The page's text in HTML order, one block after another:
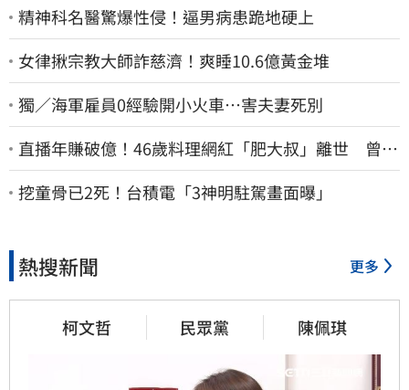
精神科名醫驚爆性侵！逼男病患跪地硬上
女律揪宗教大師詐慈濟！爽睡10.6億黃金堆
獨／海軍雇員0經驗開小火車…害夫妻死別
直播年賺破億！46歲料理網紅「肥大叔」離世 曾連
播17小時辛酸面曝
挖童骨已2死！台積電「3神明駐駕畫面曝」
熱搜新聞 更多
柯文哲 民眾黨 陳佩琪